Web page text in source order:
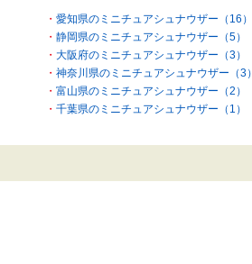
愛知県のミニチュアシュナウザー（16）
静岡県のミニチュアシュナウザー（5）
大阪府のミニチュアシュナウザー（3）
神奈川県のミニチュアシュナウザー（3）
富山県のミニチュアシュナウザー（2）
千葉県のミニチュアシュナウザー（1）